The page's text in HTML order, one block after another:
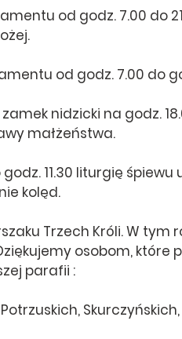
od godz. 7.00 do
od godz. 7.00 do
małżeństwa.
11.30 liturgię śpiewu
kolęd.
Trzech Króli. W tym
osobom, które
parafii :